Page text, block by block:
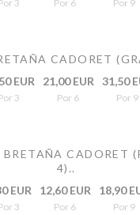
3 Por 6 Por 9
CADORET
EUR
3
21,00 EUR
Por 6
31,50
Por 9
CADORET
4)..
EUR
3
12,60 EUR
Por 6
18,90
Por 9